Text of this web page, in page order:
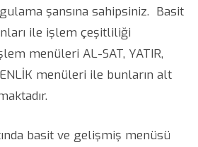
şansına sahipsiniz. Basit
ile işlem çeşitliliği
menüleri AL-SAT, YATIR,
menüleri ile bunların alt
basit ve gelişmiş menüsü